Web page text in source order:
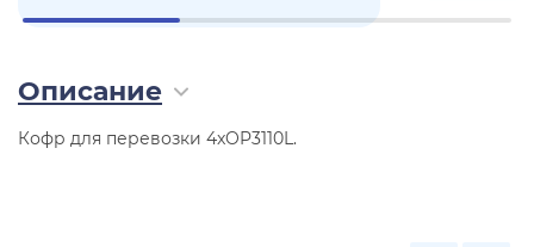
Описание
Кофр для перевозки 4xOP3110L.